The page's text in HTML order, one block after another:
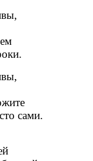
сами.